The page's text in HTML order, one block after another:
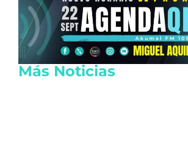
Más Noticias